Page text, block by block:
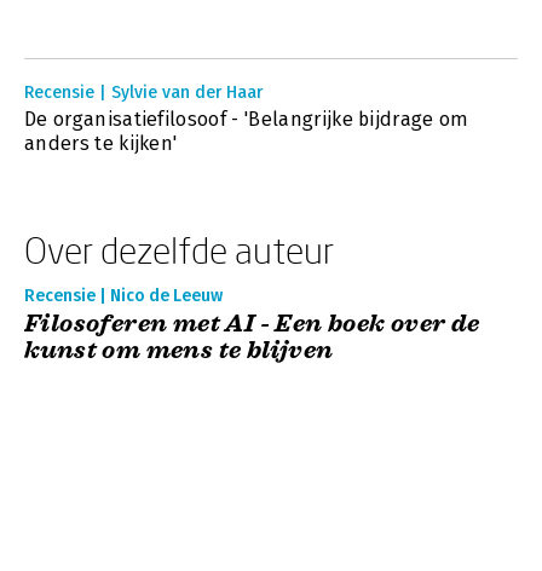
Recensie | Sylvie van der Haar
De organisatiefilosoof - 'Belangrijke bijdrage om
anders te kijken'
Over dezelfde auteur
Recensie | Nico de Leeuw
Filosoferen met AI - Een boek over de
kunst om mens te blijven